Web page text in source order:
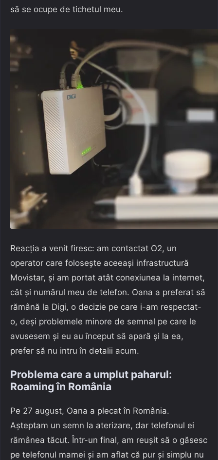
să se ocupe de tichetul meu.
Reacția a venit firesc: am contactat O2, un
operator care folosește aceeași infrastructură
Movistar, și am portat atât conexiunea la internet,
cât și numărul meu de telefon. Oana a preferat să
rămână la Digi, o decizie pe care i-am respectat-
o, deși problemele minore de semnal pe care le
avusesem și eu au început să apară și la ea,
prefer să nu intru în detalii acum.
Problema care a umplut paharul:
Roaming în România
Pe 27 august, Oana a plecat în România.
Așteptam un semn la aterizare, dar telefonul ei
rămânea tăcut. Într-un final, am reușit să o găsesc
pe telefonul mamei și am aflat că pur și simplu nu